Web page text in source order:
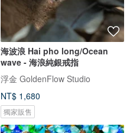
海波浪 Hai pho long/Ocean
wave - 海浪純銀戒指
浮金 GoldenFlow Studio
NT$ 1,680
獨家販售